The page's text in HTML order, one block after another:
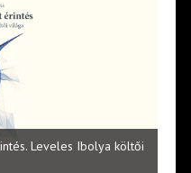
Leveles Ibolya költői